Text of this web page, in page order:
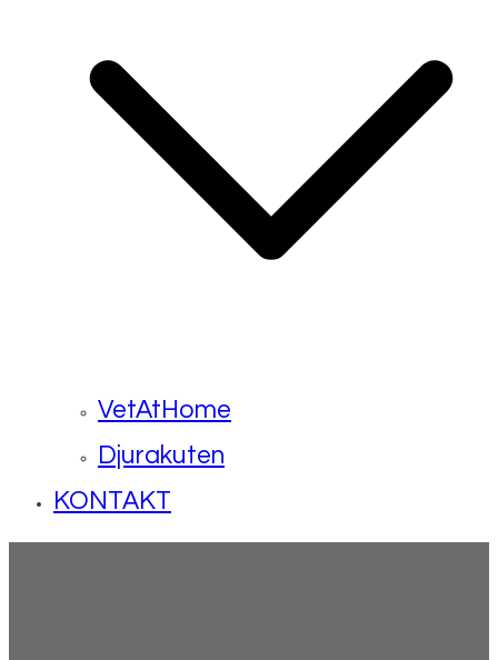
VetAtHome
Djurakuten
KONTAKT